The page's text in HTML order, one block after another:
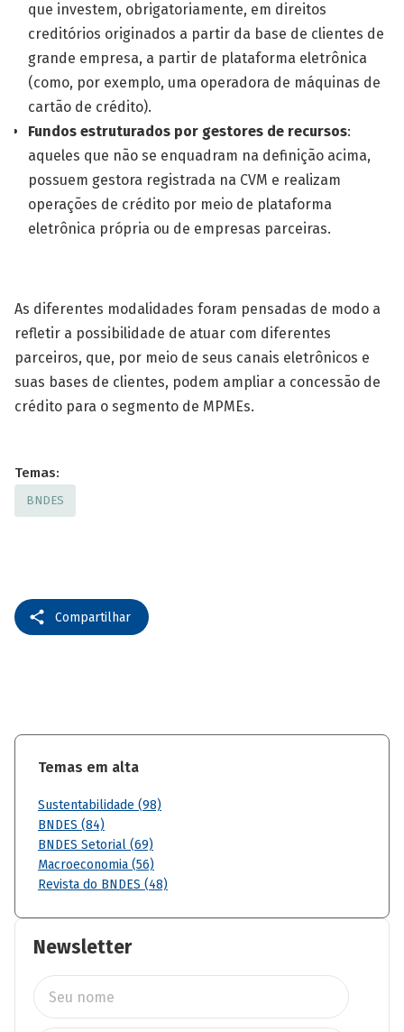
que investem, obrigatoriamente, em direitos
creditórios originados a partir da base de clientes de
grande empresa, a partir de plataforma eletrônica
(como, por exemplo, uma operadora de máquinas de
cartão de crédito).
Fundos estruturados por gestores de recursos:
aqueles que não se enquadram na definição acima,
possuem gestora registrada na CVM e realizam
operações de crédito por meio de plataforma
eletrônica própria ou de empresas parceiras.
As diferentes modalidades foram pensadas de modo a
refletir a possibilidade de atuar com diferentes
parceiros, que, por meio de seus canais eletrônicos e
suas bases de clientes, podem ampliar a concessão de
crédito para o segmento de MPMEs.
Temas:
BNDES
Compartilhar
Temas em alta
Sustentabilidade (98)
BNDES (84)
BNDES Setorial (69)
Macroeconomia (56)
Revista do BNDES (48)
Newsletter